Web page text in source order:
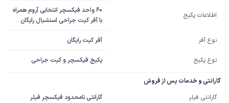
اطلاعات پکیج
با آفر کیت جراحی اسنشیال رایگان
نوع آفر آفر کیت رایگان
نوع پکیج پکیج فیکسچر و کیت جراحی
گارانتی و خدمات پس از فروش
گارانتی فیلر
گارانتی نامحدود فیکسچر فیلر